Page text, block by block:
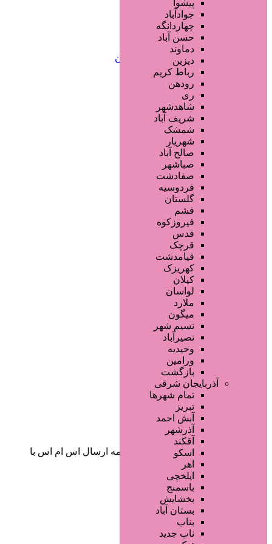
کلینیک های زیبایی پزشکی
آرایش دائم
خدمات مژه
خدمات ابرو
خدمات تناسب اندام و زیبایی بدن
سایر خدمات
پیشوا
جوادآباد
چهاردانگه
حسن آباد
دماوند
دیزین
رباط کریم
رودهن
ری
شاهدشهر
شریف آباد
شمشک
شهریار
صالح آباد
صباشهر
صفادشت
فردوسیه
گلستان
فشم
فیروزکوه
قدس
قرچک
قیامدشت
کهریزک
کیلان
لواسان
ملارد
میگون
نسیم شهر
نصیرآباد
وحیدیه
ورامین
بازگشت
آذربایجان شرقی
تمام شهر‌ها
تبریز
آبش احمد
آذرشهر
آقکند
اسکو
اهر
ایلخچی
باسمنج
بخشایش
بستان آباد
بناب
ناب جدید
صفحه اصلی
آگهی انبوه
طراحی سایت
صفحه اختصاصی
لیست سایتهای تبلیغاتی
دسته‌بندی‌ها
/ محصولات برچسب خورده “برنامه ارسال اس ام اس با